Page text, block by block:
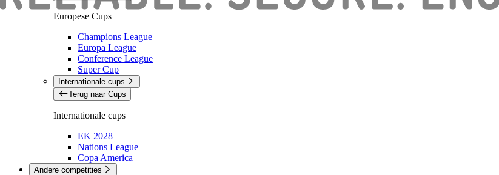
Europese Cups
Champions League
Europa League
Conference League
Super Cup
Internationale cups
Terug naar Cups
Internationale cups
EK 2028
Nations League
Copa America
Andere competities